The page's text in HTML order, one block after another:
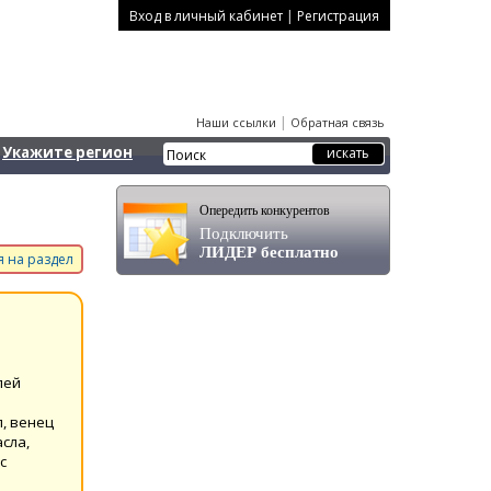
Вход в личный кабинет | Регистрация
Наши ссылки | Обратная связь
Укажите регион
на раздел
венец
Опередить конкурентов
Подключить
ЛИДЕР бесплатно